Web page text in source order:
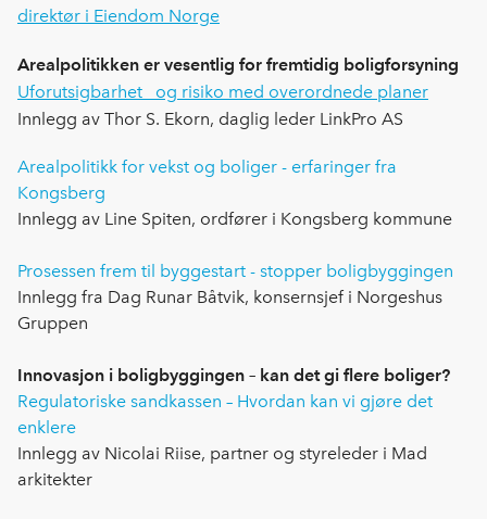
direktør i Eiendom Norge
Arealpolitikken er vesentlig for fremtidig boligforsyning
Uforutsigbarhet og risiko med overordnede planer
Innlegg av Thor S. Ekorn, daglig leder LinkPro AS
Arealpolitikk for vekst og boliger - erfaringer fra
Kongsberg
Innlegg av Line Spiten, ordfører i Kongsberg kommune
Prosessen frem til byggestart - stopper boligbyggingen
Innlegg fra Dag Runar Båtvik, konsernsjef i Norgeshus
Gruppen
Innovasjon i boligbyggingen – kan det gi flere boliger?
Regulatoriske sandkassen – Hvordan kan vi gjøre det
enklere
Innlegg av Nicolai Riise, partner og styreleder i Mad
arkitekter